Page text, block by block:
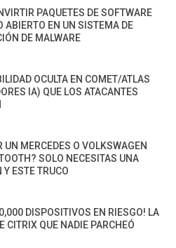
PAQUETES DE SOFTWARE
ABIERTO EN UN SISTEMA DE
DE MALWARE
OCULTA EN COMET/ATLAS
IA) QUE LOS ATACANTES
UN MERCEDES O VOLKSWAGEN
SOLO NECESITAS UNA
Y ESTE TRUCO
DISPOSITIVOS EN RIESGO! LA
CITRIX QUE NADIE PARCHEÓ